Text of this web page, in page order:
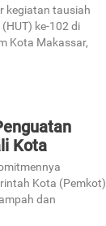
kegiatan tausiah
ke-102 di
Kota Makassar,
Kota
Kota (Pemkot)
dan